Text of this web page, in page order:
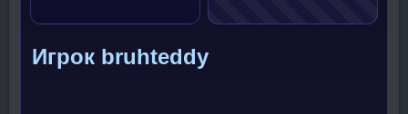
Игрок bruhteddy